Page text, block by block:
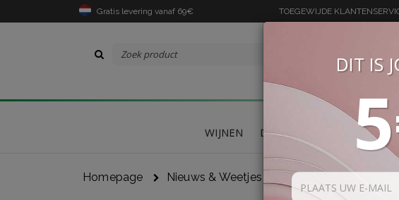
Gratis levering vanaf 69€ TOEGEWIJDE
WIJNEN DELICATESSEN
Homepage Nieuws & Weetjes
DIT IS